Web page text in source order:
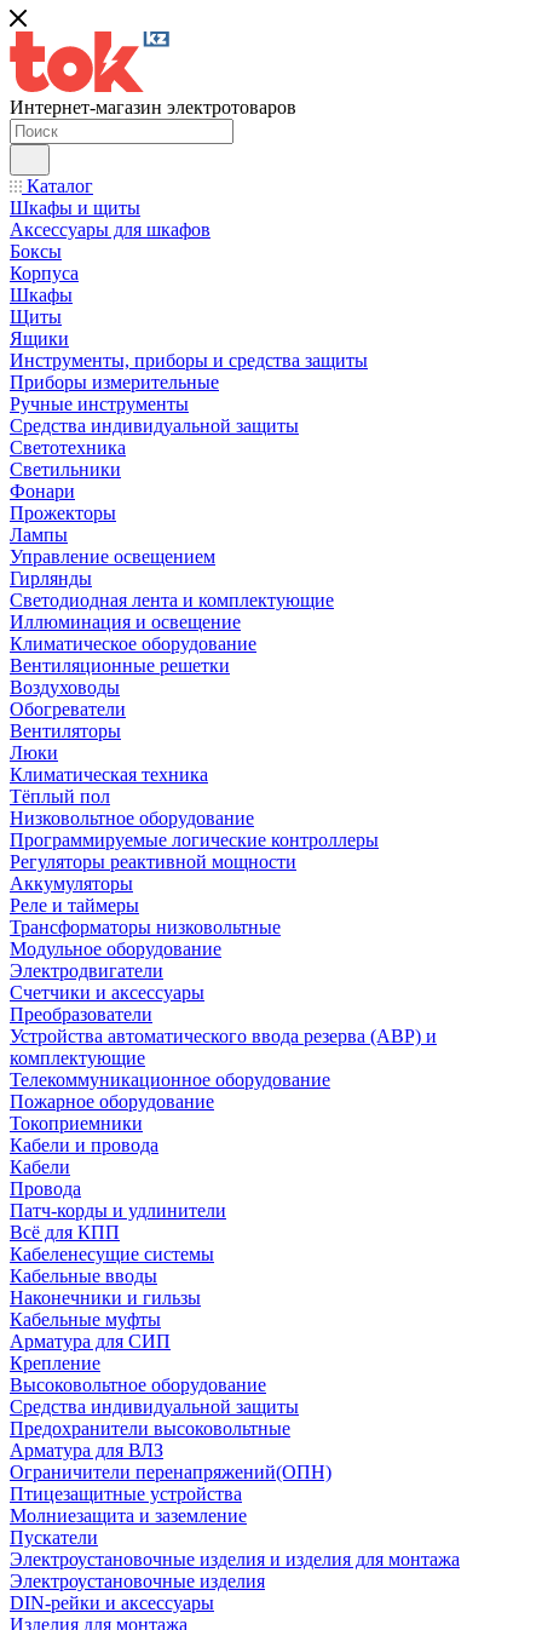
Интернет-магазин электротоваров
Каталог
Шкафы и щиты
Аксессуары для шкафов
Боксы
Корпуса
Шкафы
Щиты
Ящики
Инструменты, приборы и средства защиты
Приборы измерительные
Ручные инструменты
Средства индивидуальной защиты
Светотехника
Светильники
Фонари
Прожекторы
Лампы
Управление освещением
Гирлянды
Светодиодная лента и комплектующие
Иллюминация и освещение
Климатическое оборудование
Вентиляционные решетки
Воздуховоды
Обогреватели
Вентиляторы
Люки
Климатическая техника
Тёплый пол
Низковольтное оборудование
Программируемые логические контроллеры
Регуляторы реактивной мощности
Аккумуляторы
Реле и таймеры
Трансформаторы низковольтные
Модульное оборудование
Электродвигатели
Счетчики и аксессуары
Преобразователи
Устройства автоматического ввода резерва (АВР) и
комплектующие
Телекоммуникационное оборудование
Пожарное оборудование
Токоприемники
Кабели и провода
Кабели
Провода
Патч-корды и удлинители
Всё для КПП
Кабеленесущие системы
Кабельные вводы
Наконечники и гильзы
Кабельные муфты
Арматура для СИП
Крепление
Высоковольтное оборудование
Средства индивидуальной защиты
Предохранители высоковольтные
Арматура для ВЛЗ
Ограничители перенапряжений(ОПН)
Птицезащитные устройства
Молниезащита и заземление
Пускатели
Электроустановочные изделия и изделия для монтажа
Электроустановочные изделия
DIN-рейки и аксессуары
Изделия для монтажа